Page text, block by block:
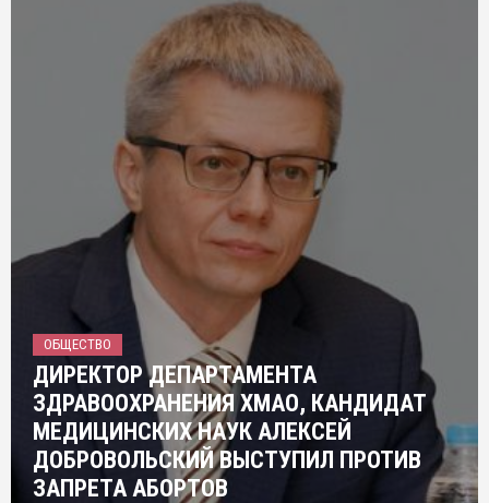
ОБЩЕСТВО
ДИРЕКТОР ДЕПАРТАМЕНТА
ЗДРАВООХРАНЕНИЯ ХМАО, КАНДИДАТ
МЕДИЦИНСКИХ НАУК АЛЕКСЕЙ
ДОБРОВОЛЬСКИЙ ВЫСТУПИЛ ПРОТИВ
ЗАПРЕТА АБОРТОВ